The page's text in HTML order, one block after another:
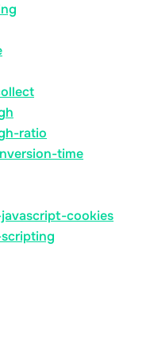
ratio
time
cookies